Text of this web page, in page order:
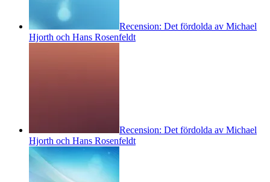
Recension: Det fördolda av Michael
Hjorth och Hans Rosenfeldt
Recension: Det fördolda av Michael
Hjorth och Hans Rosenfeldt